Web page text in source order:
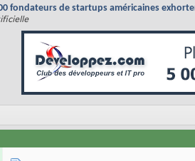
fondateurs de startups américaines